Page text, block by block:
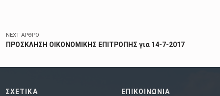
NEXT ΆΡΘΡΟ
ΠΡΟΣΚΛΗΣΗ ΟΙΚΟΝΟΜΙΚΗΣ ΕΠΙΤΡΟΠΗΣ για 14-7-2017
ΣΧΕΤΙΚΑ ΕΠΙΚΟΙΝΩΝΙΑ